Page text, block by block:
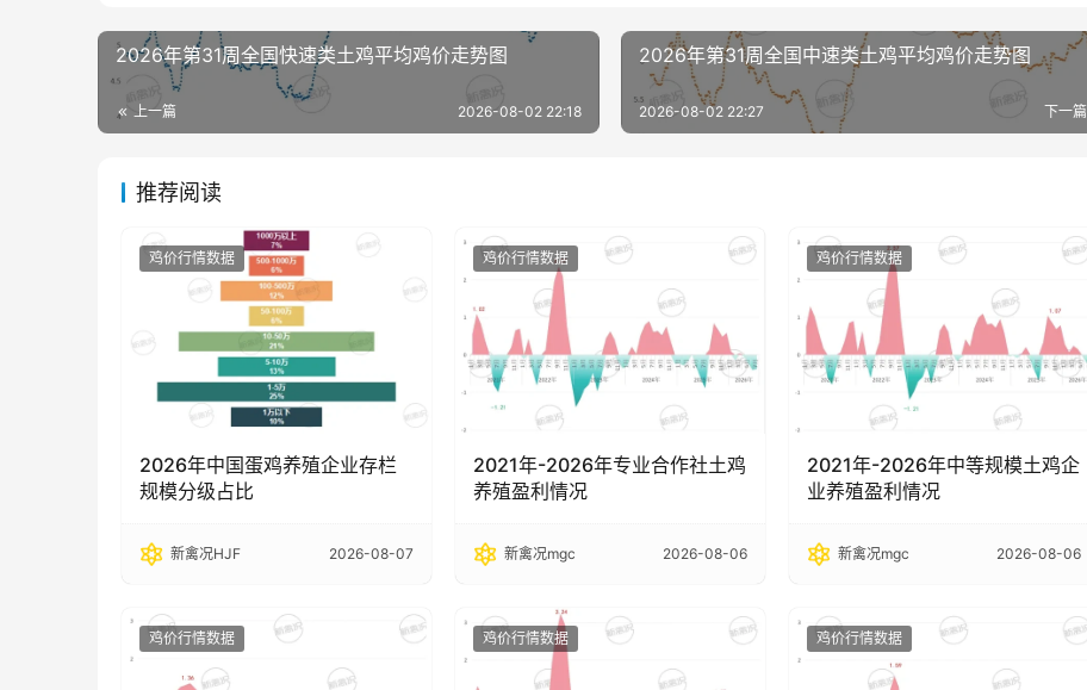
2026年第31周全国快速类土鸡平均鸡价走势图
上一篇 2026-08-02 22:18
2026年第31周全国中速类土鸡平均鸡价走势图
下一篇
2026-08-02 22:27
推荐阅读
鸡价行情数据
2026年中国蛋鸡养殖企业存栏
规模分级占比
新禽况HJF 2026-08-07
鸡价行情数据
2021年-2026年专业合作社土鸡
养殖盈利情况
新禽况mgc 2026-08-06
鸡价行情数据
2021年-2026年中等规模土鸡企
业养殖盈利情况
新禽况mgc 2026-08-06
鸡价行情数据 鸡价行情数据 鸡价行情数据